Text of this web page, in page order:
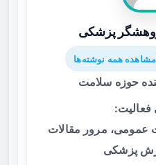
پزشکی
مشاهده همه نوشته‌ها
حوزه سلامت
فعالیت:
مرور مقالات
پزشکی